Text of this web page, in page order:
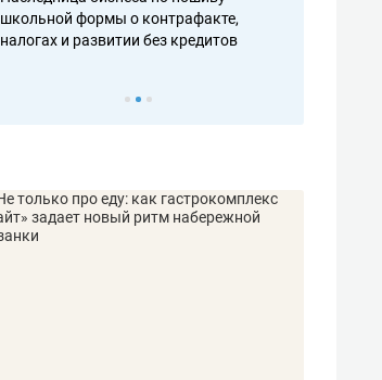
школьной формы о контрафакте,
налогах и развитии без кредитов